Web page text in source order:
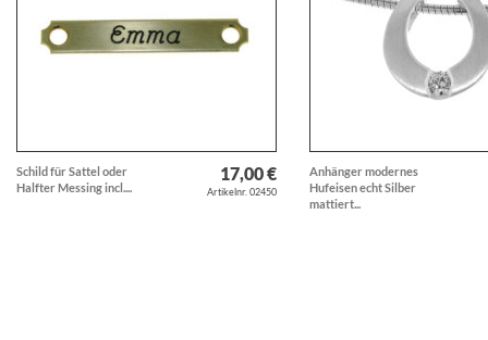
Schild für Sattel oder
Halfter Messing incl....
17,00 €
Artikelnr. 02450
Anhänger modernes
Hufeisen echt Silber
mattiert...